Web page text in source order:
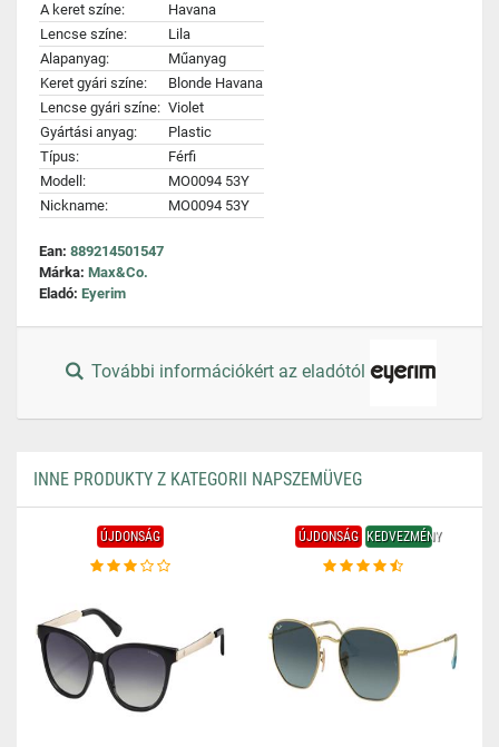
A keret színe:
Havana
Lencse színe:
Lila
Alapanyag:
Műanyag
Keret gyári színe:
Blonde Havana
Lencse gyári színe: Violet
Gyártási anyag:
Plastic
Típus:
Férfi
Modell:
MO0094 53Y
Nickname:
MO0094 53Y
Ean: 889214501547
Márka: Max&Co.
Eladó: Eyerim
További információkért az eladótól
INNE PRODUKTY Z KATEGORII NAPSZEMÜVEG
ÚJDONSÁG ÚJDONSÁG KEDVEZMÉNY